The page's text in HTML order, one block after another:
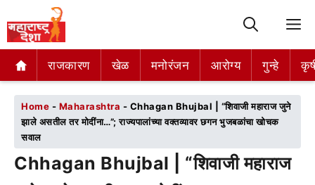
राजकारण खेळ मनोरंजन आरोग्य गुन्हे
राजकारण खेळ मनोरंजन आरोग्य गुन्हे
Home - Maharashtra - Chhagan Bhujbal | “शिवाजी महाराज जुने
झाले असतील तर मोदींना…”; राज्यपालांच्या वक्तव्यावर छगन भुजबळांचा खोचक
सवाल
Chhagan Bhujbal | “शिवाजी महाराज